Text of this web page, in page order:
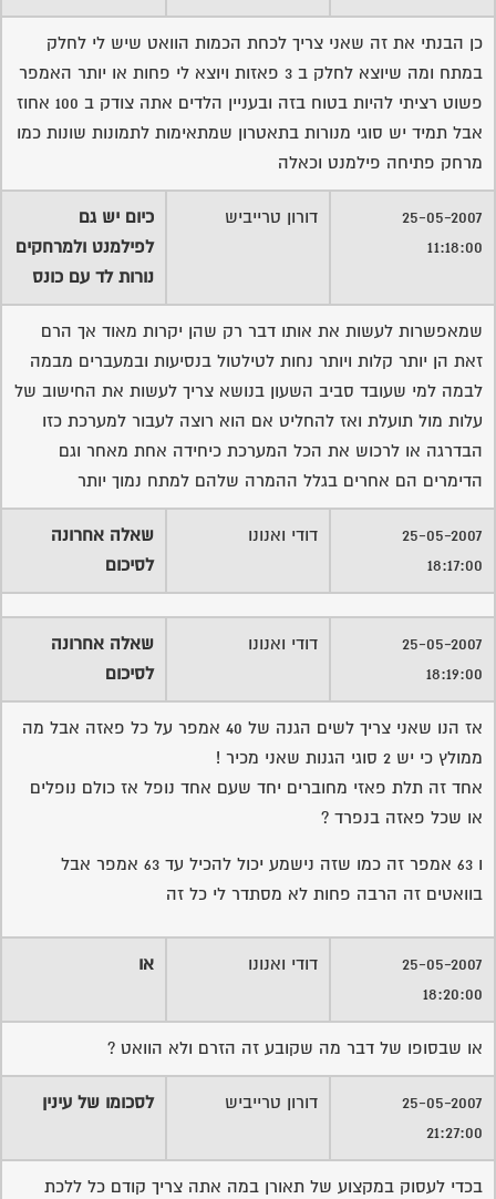
כן הבנתי את זה שאני צריך לכחת הכמות הוואט שיש לי לחלק
במתח ומה שיוצא לחלק ב 3 פאזות ויוצא לי פחות או יותר האמפר
פשוט רציתי להיות בטוח בזה ובעניין הלדים אתה צודק ב 100 אחוז
אבל תמיד יש סוגי מנורות בתאטרון שמתאימות לתמונות שונות כמו
מרחק פתיחה פילמנט וכאלה
25-05-2007
11:18:00
דורון טרייביש
כיום יש גם
לפילמנט ולמרחקים
נורות לד עם כונס
שמאפשרות לעשות את אותו דבר רק שהן יקרות מאוד אך הרם
זאת הן יותר קלות ויותר נחות לטילטול בנסיעות ובמעברים מבמה
לבמה למי שעובד סביב השעון בנושא צריך לעשות את החישוב של
עלות מול תועלת ואז להחליט אם הוא רוצה לעבור למערכת כזו
הבדרגה או לרכוש את הכל המערכת כיחידה אחת מאחר וגם
הדימרים הם אחרים בגלל ההמרה שלהם למתח נמוך יותר
25-05-2007
18:17:00
דודי ואנונו
שאלה אחרונה
לסיכום
25-05-2007
18:19:00
דודי ואנונו
שאלה אחרונה
לסיכום
אז הנו שאני צריך לשים הגנה של 40 אמפר על כל פאזה אבל מה
ממולץ כי יש 2 סוגי הגנות שאני מכיר !
אחד זה תלת פאזי מחוברים יחד שעם אחד נופל אז כולם נופלים
או שכל פאזה בנפרד ?
ו 63 אמפר זה כמו שזה נישמע יכול להכיל עד 63 אמפר אבל
בוואטים זה הרבה פחות לא מסתדר לי כל זה
25-05-2007
18:20:00
דודי ואנונו או
או שבסופו של דבר מה שקובע זה הזרם ולא הוואט ?
25-05-2007
21:27:00
דורון טרייביש לסכומו של עינין
בכדי לעסוק במקצוע של תאורן במה אתה צריך קודם כל ללכת